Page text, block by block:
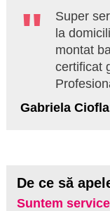
Super
la
montat
certificat
Gabriela
De ce să
Suntem